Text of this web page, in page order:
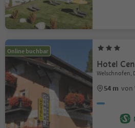
Online buchbar
Hotel
Welschnofen,
54 m von